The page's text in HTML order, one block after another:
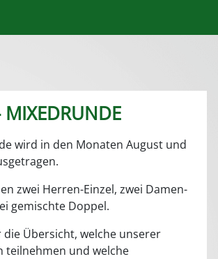
wird in den Monaten August und
zwei Herren-Einzel, zwei Damen-
gemischte Doppel.
Übersicht, welche unserer
teilnehmen und welche